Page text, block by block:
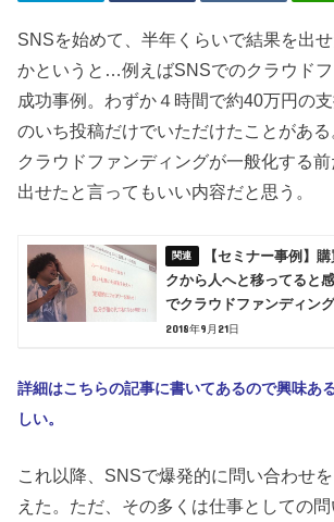
SNSを始めて、半年くらいで結果を出
かというと…例えばSNSでのクラウド
成功事例。わずか４時間で約40万円の
のいち投稿だけでいただけたことがあ
クラウドファンディングが一般化する
出せたと言ってもいい内容だと思う。
【セミナー事例】
クから人へと移ってると
でクラウドファンディン
2018年9月21日
詳細はこちらの記事に書いてあるので興味あ
しい。
これ以降、SNSで爆発的に問い合わせ
えた。ただ、その多くは仕事としての